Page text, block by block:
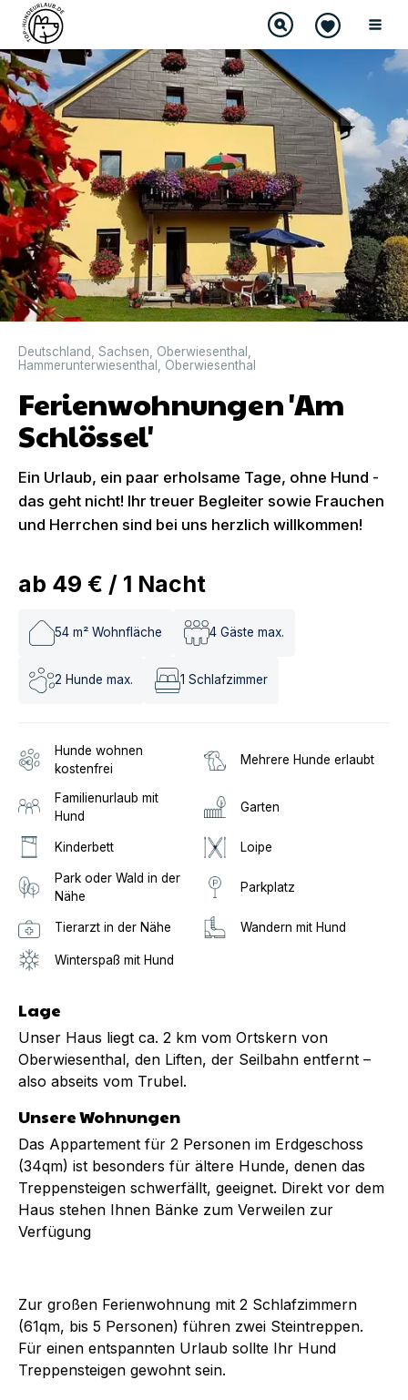
Deutschland Sachsen Oberwiesenthal
Hammerunterwiesenthal
Oberwiesenthal
Ferienwohnungen 'Am
Schlössel'
Ein Urlaub, ein paar erholsame Tage, ohne Hund -
das geht nicht! Ihr treuer Begleiter sowie Frauchen
und Herrchen sind bei uns herzlich willkommen!
ab 49 € / 1 Nacht
54 m² Wohnfläche 4 Gäste max.
2 Hunde max. 1 Schlafzimmer
Hunde wohnen
kostenfrei
Mehrere Hunde erlaubt
Familienurlaub mit
Hund
Garten
Kinderbett Loipe
Park oder Wald in der
Nähe
Parkplatz
Tierarzt in der Nähe Wandern mit Hund
Winterspaß mit Hund
Lage
Unser Haus liegt ca. 2 km vom Ortskern von
Oberwiesenthal, den Liften, der Seilbahn entfernt –
also abseits vom Trubel.
Unsere Wohnungen
Das Appartement für 2 Personen im Erdgeschoss
(34qm) ist besonders für ältere Hunde, denen das
Treppensteigen schwerfällt, geeignet. Direkt vor dem
Haus stehen Ihnen Bänke zum Verweilen zur
Verfügung
Zur großen Ferienwohnung mit 2 Schlafzimmern
(61qm, bis 5 Personen) führen zwei Steintreppen.
Für einen entspannten Urlaub sollte Ihr Hund
Treppensteigen gewohnt sein.